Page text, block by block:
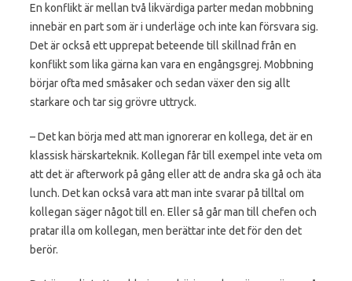
En konflikt är mellan två likvärdiga parter medan mobbning
innebär en part som är i underläge och inte kan försvara sig.
Det är också ett upprepat beteende till skillnad från en
konflikt som lika gärna kan vara en engångsgrej. Mobbning
börjar ofta med småsaker och sedan växer den sig allt
starkare och tar sig grövre uttryck.
– Det kan börja med att man ignorerar en kollega, det är en
klassisk härskarteknik. Kollegan får till exempel inte veta om
att det är afterwork på gång eller att de andra ska gå och äta
lunch. Det kan också vara att man inte svarar på tilltal om
kollegan säger något till en. Eller så går man till chefen och
pratar illa om kollegan, men berättar inte det för den det
berör.